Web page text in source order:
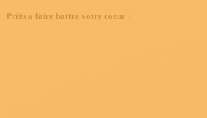
Prêts à faire battre votre coeur :